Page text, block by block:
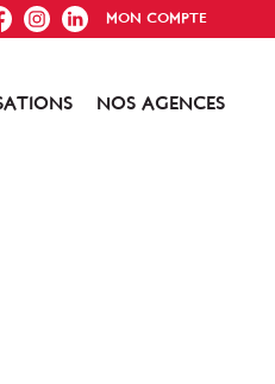
IG IN MON COMPTE
NOS AGENCES